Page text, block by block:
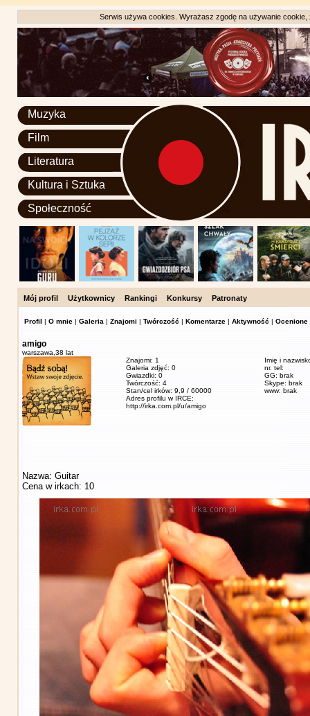
Serwis używa cookies. Wyrażasz zgodę na używanie
Muzyka
Film
Literatura
Kultura i Sztuka
Społeczność
Mój profil Użytkownicy Rankingi Konkursy Patronaty
Profil | O mnie | Galeria | Znajomi | Twórczość | Komentarze | Aktywność | Ocenione
amigo
warszawa, 38 lat
Znajomi: 1
Galeria zdjęć: 0
Gwiazdki: 0
Twórczość: 4
Stan/cel irków: 9,9 / 60000
Adres profilu w IRCE:
http://irka.com.pl/u/amigo
Imię i
nr. tel:
GG: brak
Skype: brak
www: brak
Nazwa: Guitar
Cena w irkach: 10